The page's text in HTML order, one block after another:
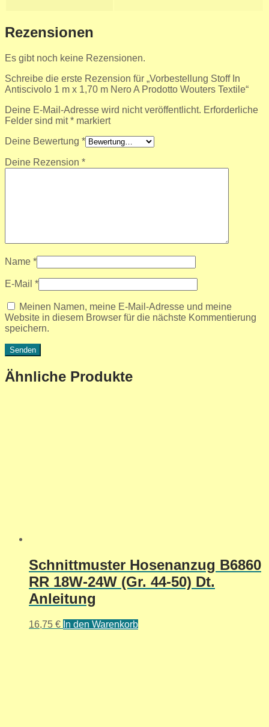
Rezensionen
Es gibt noch keine Rezensionen.
Schreibe die erste Rezension für „Vorbestellung Stoff In
Antiscivolo 1 m x 1,70 m Nero A Prodotto Wouters Textile“
Deine E-Mail-Adresse wird nicht veröffentlicht. Erforderliche
Felder sind mit* markiert
Deine Bewertung *
Deine Rezension *
Name *
E-Mail *
Meinen Namen, meine E-Mail-Adresse und meine
Website in diesem Browser für die nächste Kommentierung
speichern.
Ähnliche Produkte
Schnittmuster Hosenanzug B6860
RR 18W-24W (Gr. 44-50) Dt.
Anleitung
16,75 € In den Warenkorb